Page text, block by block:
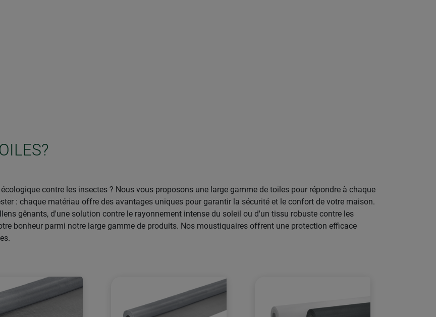
contre les insectes ? Nous vous proposons une large gamme de toiles pour répondre à chaque
: chaque matériau offre des avantages uniques pour garantir la sécurité et le confort de votre maison.
gênants, d'une solution contre le rayonnement intense du soleil ou d'un tissu robuste contre les
bonheur parmi notre large gamme de produits. Nos moustiquaires offrent une protection efficace